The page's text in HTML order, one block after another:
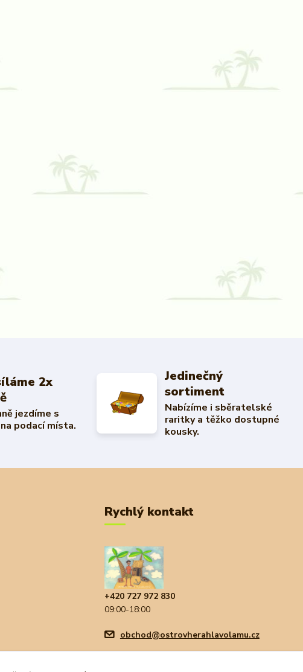
2x
jezdíme s
podací místa.
Jedinečný
sortiment
Nabízíme i sběratelské
raritky a těžko dostupné
kousky.
Rychlý kontakt
+420 727 972 830
09:00-18:00
obchod@ostrovherahlavolamu.cz